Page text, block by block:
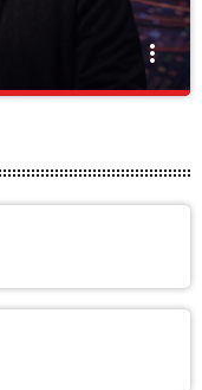
more_vert
brzmienia –
wersja po